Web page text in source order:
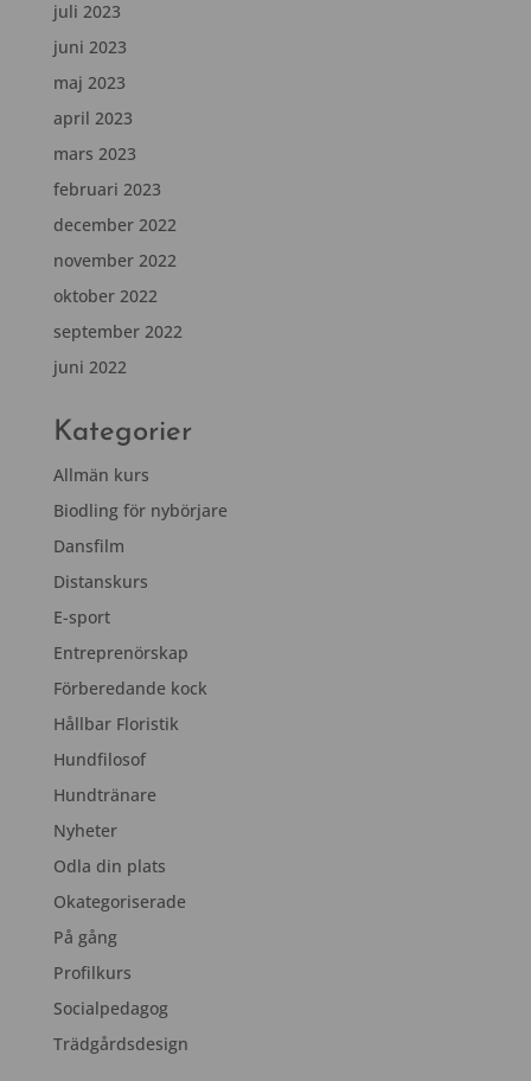
juli 2023
juni 2023
maj 2023
april 2023
mars 2023
februari 2023
december 2022
november 2022
oktober 2022
september 2022
juni 2022
Kategorier
Allmän kurs
Biodling för nybörjare
Dansfilm
Distanskurs
E-sport
Entreprenörskap
Förberedande kock
Hållbar Floristik
Hundfilosof
Hundtränare
Nyheter
Odla din plats
Okategoriserade
På gång
Profilkurs
Socialpedagog
Trädgårdsdesign